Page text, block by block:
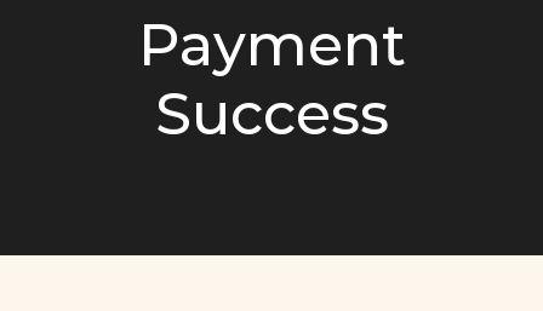
Payment
Success